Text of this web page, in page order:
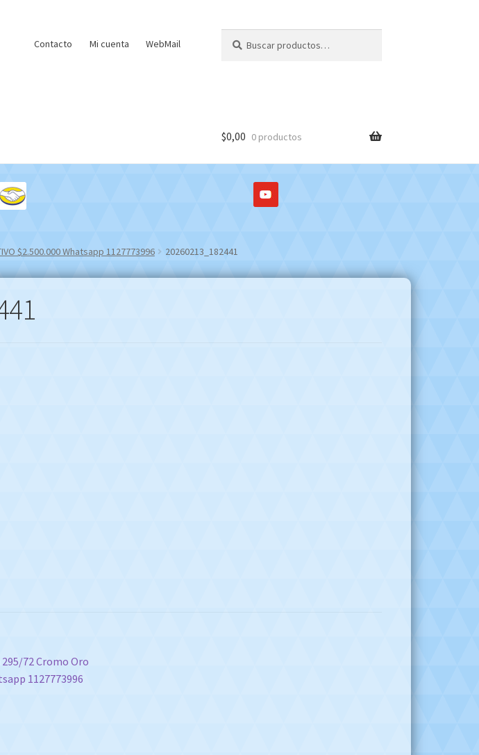
Contacto Mi cuenta WebMail
por:
$0,00 0 productos
$2.500.000 Whatsapp 1127773996 20260213_182441
72 Cromo Oro
1127773996